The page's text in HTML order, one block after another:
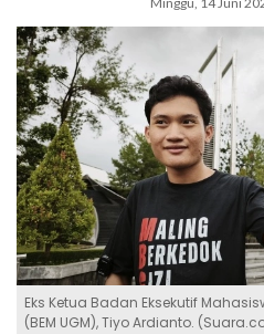
Eks Ketua Badan Eksekutif
(BEM UGM), Tiyo Ardianto.